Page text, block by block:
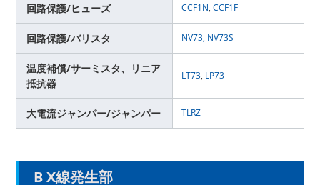
回路保護/ヒューズ CCF1N,CCF1F
回路保護/バリスタ NV73, NV73S
温度補償/サーミスタ、リニア
抵抗器
LT73, LP73
大電流ジャンパー/ジャンパー TLRZ
B X線発生部